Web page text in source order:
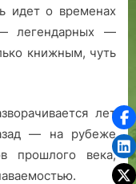
идет о временах
легендарных —
книжным, чуть
лет
— на рубеже
прошлого века,